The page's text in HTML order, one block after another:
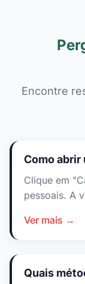
Encontre
Como abrir
Clique em
pessoais. A
Ver mais →
Quais